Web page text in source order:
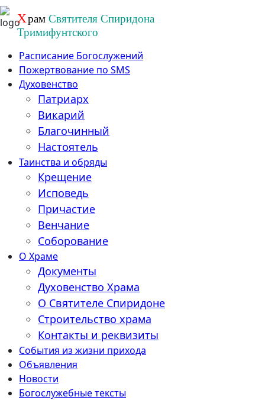
Перейти
к
содержанию
Храм Святителя Спиридона
Тримифунтского
Расписание Богослужений
Пожертвование по SMS
Духовенство
Патриарх
Викарий
Благочинный
Настоятель
Таинства и обряды
Крещение
Исповедь
Причастие
Венчание
Соборование
О Храме
Документы
Духовенство Храма
О Святителе Спиридоне
Строительство храма
Контакты и реквизиты
События из жизни прихода
Объявления
Новости
Богослужебные тексты